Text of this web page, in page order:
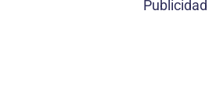
Publicidad